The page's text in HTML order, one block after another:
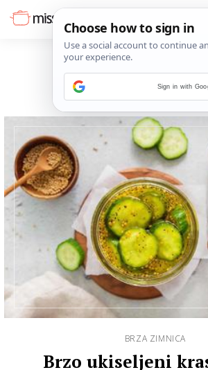
BRZA ZIMNICA
Brzo ukiseljeni
Sign in with